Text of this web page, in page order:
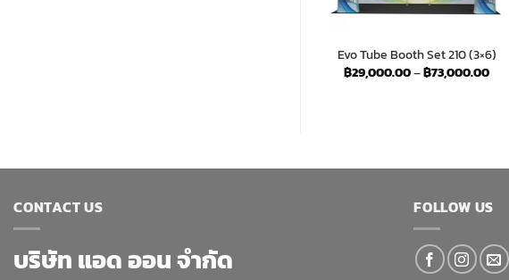
Evo Tube Booth Set 210 (3×6)
฿29,000.00–฿73,000.00Price
CONTACT US
บริษัท แอด ออน จำกัด
FOLLOW US